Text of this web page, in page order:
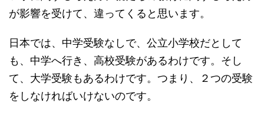
が影響を受けて、違ってくると思います。
日本では、中学受験なしで、公立小学校だとして
も、中学へ行き、高校受験があるわけです。そし
て、大学受験もあるわけです。つまり、２つの受験
をしなければいけないのです。